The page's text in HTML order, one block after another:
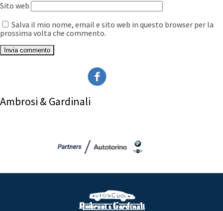
Sito web
Salva il mio nome, email e sito web in questo browser per la
prossima volta che commento.
Ambrosi & Gardinali